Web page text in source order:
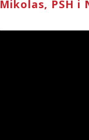
Mikolas, PSH i